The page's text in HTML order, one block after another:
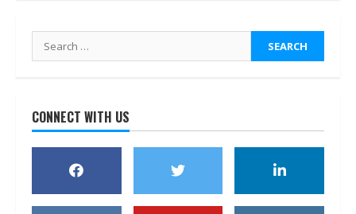
Search
for:
CONNECT WITH US